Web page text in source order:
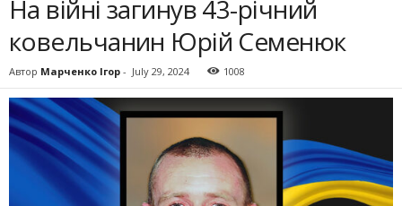
На війні загинув 43-річний
ковельчанин Юрій Семенюк
Автор Марченко Ігор - July 29, 2024 1008